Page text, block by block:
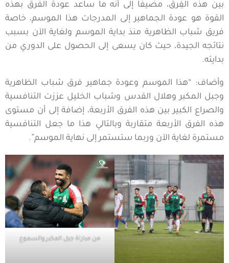
بين هذه الفِرق، مضيفاً إلى أنه ما ساعد عودة الفرق بهذه
القوة هو عودة الجماهير إلى المدرجات هذا الموسم، خاصة
فريق شباب الظاهرية منذ بداية الموسم ولغاية الآن بسبب
نتائجه الجيدة، حيث كان يسعى إلى الحصول على الدوري من
بدايته.
وأضاف: “هذا الموسم وعودة جماهير فرق شباب الظاهرية
وجبل المكبر وهلال القدس وشباب الخليل عززت التنافسية
والصراع الكبير بين هذه الفرق الأربعة، إضافة إلى أن مستوى
هذه الفرق الأربعة متقاربة وبالتالي هذا ما جعل التنافسية
مستمرة لغاية الآن وربما ستستمر إلى نهاية الموسم”.
من مباراة جبل المكبر والسموع